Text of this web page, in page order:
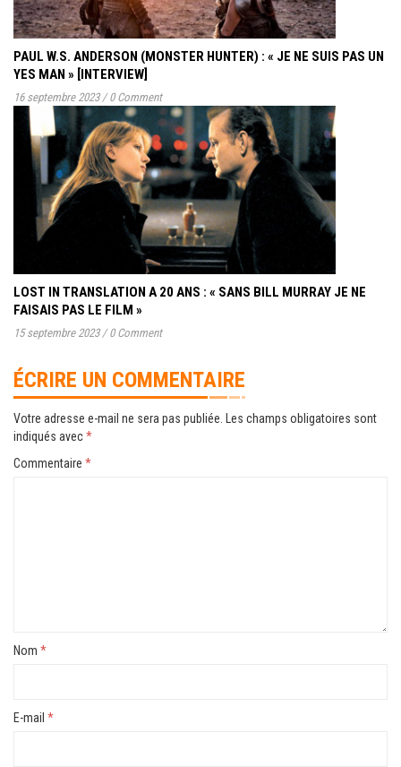
PAUL W.S. ANDERSON (MONSTER HUNTER) : « JE NE SUIS PAS UN
YES MAN » [INTERVIEW]
16 septembre 2023 / 0 Comment
LOST IN TRANSLATION A 20 ANS : « SANS BILL MURRAY JE NE
FAISAIS PAS LE FILM »
15 septembre 2023 / 0 Comment
ÉCRIRE UN COMMENTAIRE
Votre adresse e-mail ne sera pas publiée.
Les champs obligatoires sont
indiqués avec*
Commentaire *
Nom *
E-mail *